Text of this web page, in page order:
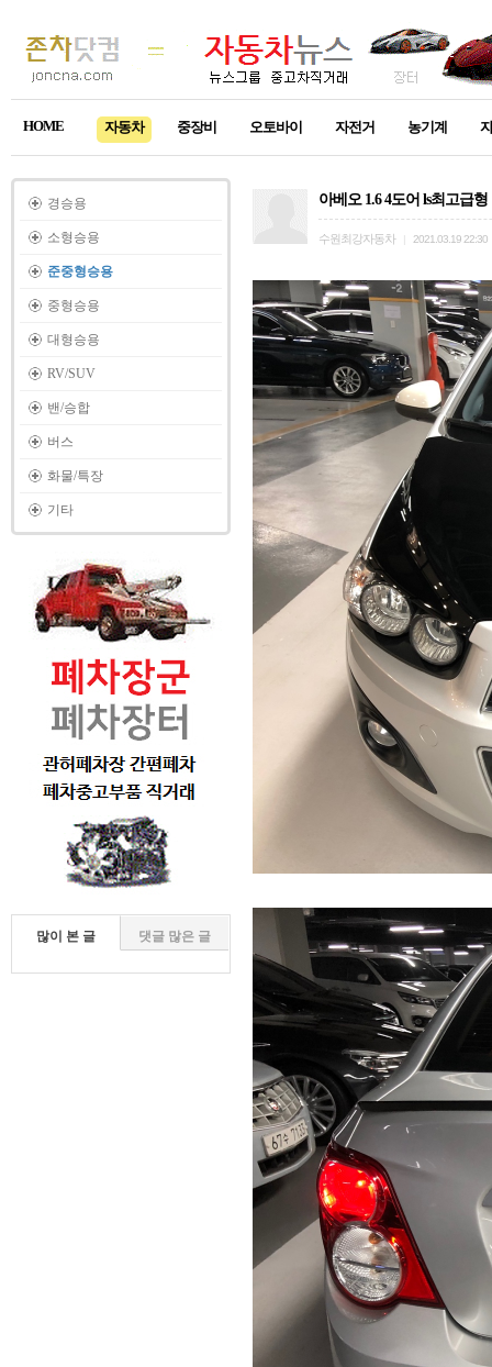
HOME 자동차 중장비 오토바이 자전거 농기계
경승용
소형승용
준중형승용
중형승용
대형승용
RV/SUV
밴/승합
버스
화물/특장
기타
많이 본 글 댓글 많은 글
아베오 1.6 4도어 ls최고급형
수원최강자동차 2021.03.19 22:30